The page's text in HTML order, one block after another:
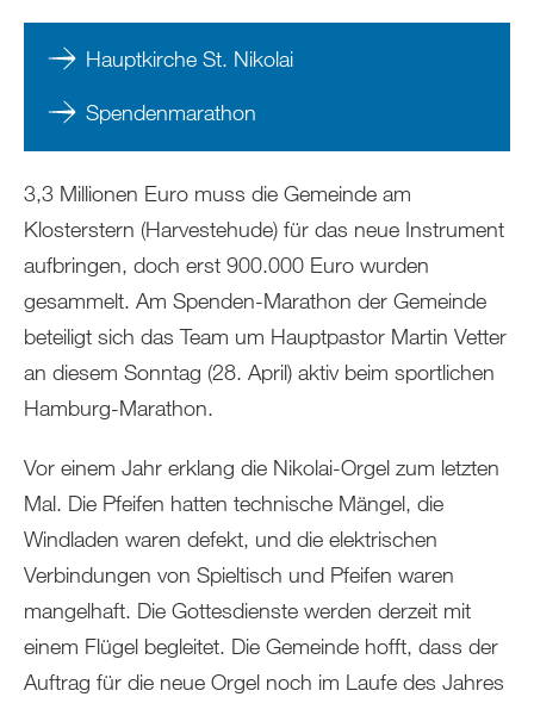
Hauptkirche St. Nikolai
Spendenmarathon
3,3 Millionen Euro muss die Gemeinde am
Klosterstern (Harvestehude) für das neue Instrument
aufbringen, doch erst 900.000 Euro wurden
gesammelt. Am Spenden-Marathon der Gemeinde
beteiligt sich das Team um Hauptpastor Martin Vetter
an diesem Sonntag (28. April) aktiv beim sportlichen
Hamburg-Marathon.
Vor einem Jahr erklang die Nikolai-Orgel zum letzten
Mal. Die Pfeifen hatten technische Mängel, die
Windladen waren defekt, und die elektrischen
Verbindungen von Spieltisch und Pfeifen waren
mangelhaft. Die Gottesdienste werden derzeit mit
einem Flügel begleitet. Die Gemeinde hofft, dass der
Auftrag für die neue Orgel noch im Laufe des Jahres